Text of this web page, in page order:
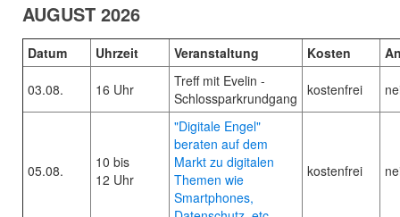
AUGUST 2026
Datum Uhrzeit Veranstaltung Kosten
03.08. 16 Uhr
Treff mit Evelin -
Schlossparkrundgang kostenfrei
05.08.
10 bis
12 Uhr
"Digitale Engel"
beraten auf dem
Markt zu digitalen
Themen wie
Smartphones,
kostenfrei